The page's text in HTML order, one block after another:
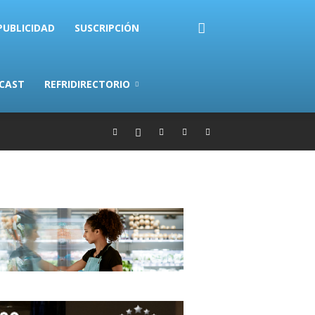
SUSCRIPCIÓN
REFRIDIRECTORIO